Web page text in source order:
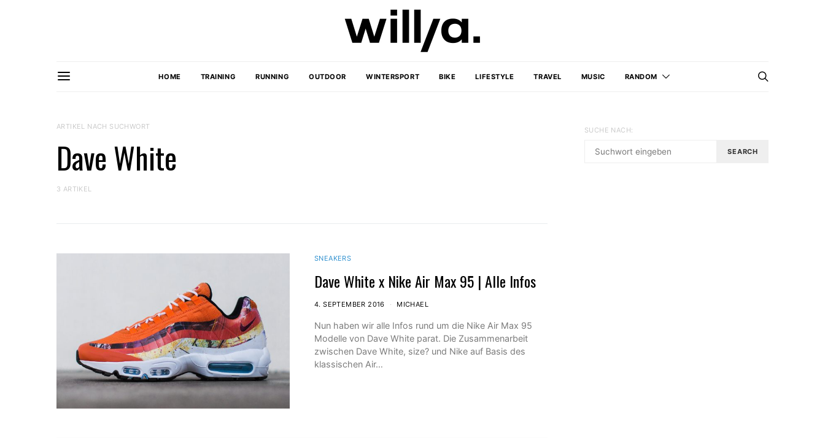
HOME TRAINING RUNNING OUTDOOR WINTERSPORT BIKE LIFESTYLE TRAVEL MUSIC RANDOM
ARTIKEL NACH SUCHWORT
Dave White
3 ARTIKEL
SNEAKERS
Dave White x Nike Air Max 95 | Alle Infos
4. SEPTEMBER 2016 MICHAEL
Nun haben wir alle Infos rund um die Nike Air Max 95
Modelle von Dave White parat. Die Zusammenarbeit
zwischen Dave White, size? und Nike auf Basis des
klassischen Air…
SUCHE NACH:
SEARCH